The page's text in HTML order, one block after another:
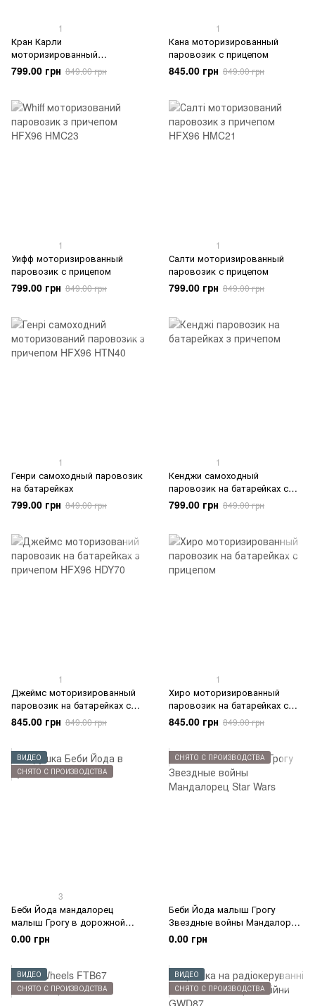
1
Кран Карли
моторизированный
паровозик с прицепом
799.00 грн 849.00 грн
1
Кана моторизированный
паровозик с прицепом
845.00 грн 849.00 грн
1
Уифф моторизированный
паровозик с прицепом
799.00 грн 849.00 грн
1
Салти моторизированный
паровозик с прицепом
799.00 грн 849.00 грн
1
Генри самоходный паровозик
на батарейках
799.00 грн 849.00 грн
1
Кенджи самоходный
паровозик на батарейках с
прицепом
799.00 грн 849.00 грн
1
Джеймс моторизированный
паровозик на батарейках с
прицепом HFX96-HDY70
845.00 грн 849.00 грн
1
Хиро моторизированный
паровозик на батарейках с
прицепом
845.00 грн 849.00 грн
ВИДЕО
СНЯТО С ПРОИЗВОДСТВА
3
Беби Йода мандалорец
малыш Грогу в дорожной
сумке со звуком
0.00 грн
СНЯТО С ПРОИЗВОДСТВА
Беби Йода малыш Грогу
Звездные войны Мандалорец
Star Wars
0.00 грн
ВИДЕО
СНЯТО С ПРОИЗВОДСТВА
ВИДЕО
СНЯТО С ПРОИЗВОДСТВА